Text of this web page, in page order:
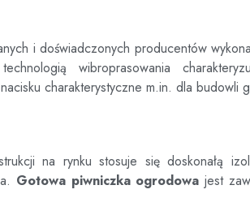
i doświadczonych producentów
technologią wibroprasowania
charakterystyczne m.in. dla budowli
na rynku stosuje się doskonałą
Gotowa piwniczka ogrodowa jest